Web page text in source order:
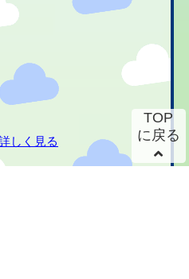
しく見る
TOP
に戻る